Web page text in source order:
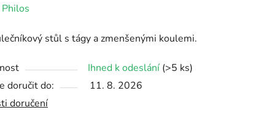
Philos
stůl s tágy a zmenšenými koulemi.
Ihned k odeslání (>5 ks)
doručit do:
11. 8. 2026
doručení